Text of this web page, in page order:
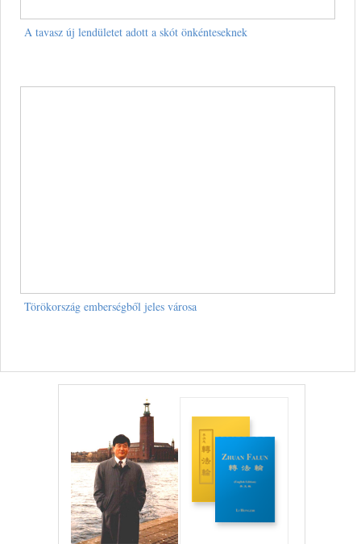
A tavasz új lendületet adott a skót önkénteseknek
Törökország emberségből jeles városa